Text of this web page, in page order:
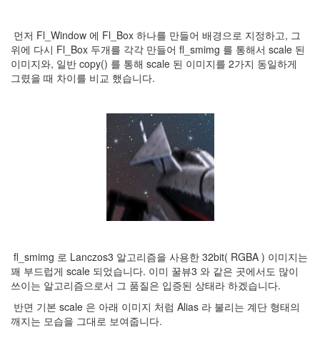
먼저 Fl_Window 에 Fl_Box 하나를 만들어 배경으로 지정하고, 그
위에 다시 Fl_Box 두개를 각각 만들어 fl_smimg 를 통해서 scale 된
이미지와, 일반 copy() 를 통해 scale 된 이미지를 2가지 동일하게
그렸을 때 차이를 비교 했습니다.
fl_smimg 로 Lanczos3 알고리즘을 사용한 32bit( RGBA ) 이미지는
꽤 부드럽게 scale 되었습니다. 이미 꿀뷰3 와 같은 곳에서도 많이
쓰이는 알고리즘으로서 그 품질은 입증된 상태라 하겠습니다.
반면 기본 scale 은 아래 이미지 처럼 Alias 라 불리는 계단 형태의
깨지는 모습을 그대로 보여줍니다.